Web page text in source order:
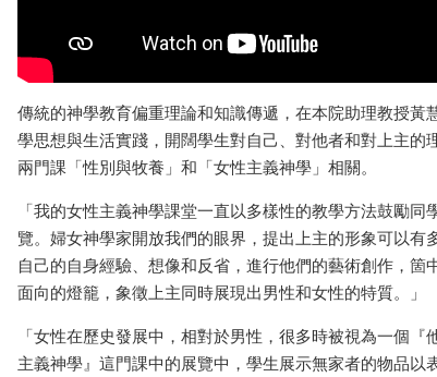
傳統的神學教育偏重理論和知識傳遞，在本院助理教授
學思想與生活實踐，開闊學生對自己、對他者和對上主
兩門課「性別與牧養」和「女性主義神學」相關。
「我的女性主義神學課堂一直以多樣性的教學方法鼓勵
覽。婦女神學家開放我們的眼界，提出上主的形象可以
自己的自身經驗、想像和反省，進行他們的藝術創作，
面向的燈籠，象徵上主同時展現出男性和女性的特質。」
「女性在歷史發展中，相對於男性，很多時被視為一個
主義神學』這門課中的展覽中，學生展示無家者的物品